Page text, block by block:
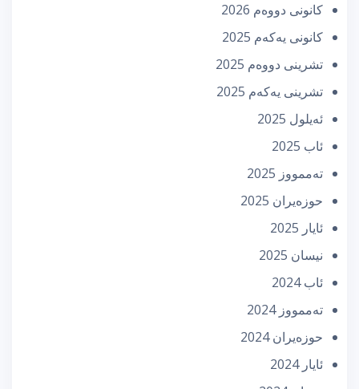
كانونی دووه‌م 2026
كانونی یه‌كه‌م 2025
تشرینی دووه‌م 2025
تشرینی یه‌كه‌م 2025
ئه‌یلول 2025
ئاب 2025
تەممووز 2025
حوزه‌یران 2025
ئایار 2025
نیسان 2025
ئاب 2024
تەممووز 2024
حوزه‌یران 2024
ئایار 2024